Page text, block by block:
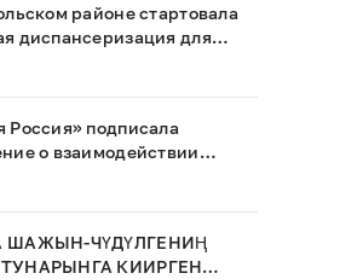
районе стартовала
диспансеризация для
граждан
Россия» подписала
о взаимодействии
палатой РФ и
ШАЖЫН-ЧҮДҮЛГЕНИҢ
КИИРГЕН